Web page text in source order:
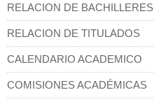
RELACION DE BACHILLERES
RELACION DE TITULADOS
CALENDARIO ACADEMICO
COMISIONES ACADÉMICAS